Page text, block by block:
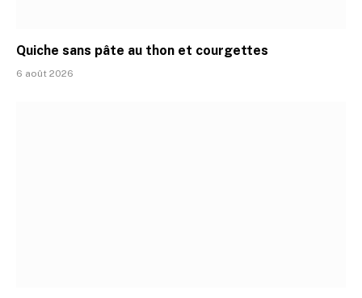
Quiche sans pâte au thon et courgettes
6 août 2026